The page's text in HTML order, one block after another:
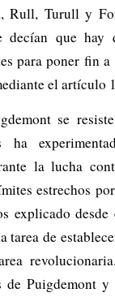
Rull, Turull y
decían que hay
para poner fin
el artículo
se
ha
la lucha
estrechos
explicado
tarea de
de Puigdemont y